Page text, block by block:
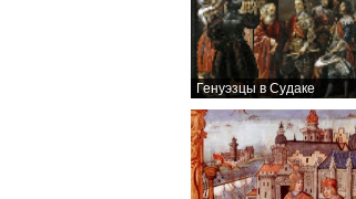
Генуэзцы в Судаке